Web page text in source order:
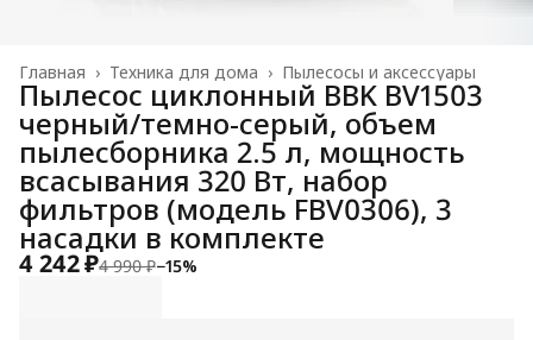
Пылесосы и аксессуары
Техника для дома ›
Главная ›
Пылесос циклонный BBK BV1503
черный/темно-серый, объем
пылесборника 2.5 л, мощность
всасывания 320 Вт, набор
фильтров (модель FBV0306), 3
насадки в комплекте
4 242 ₽4 990 ₽−15%